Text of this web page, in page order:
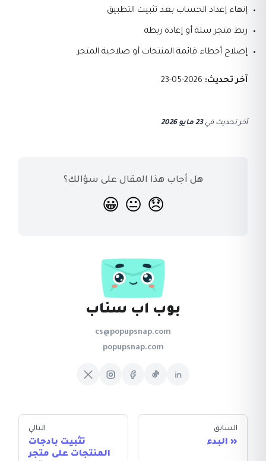
إنهاء إعداد الحساب بعد تثبيت التطبيق
ربط متجر سلة أو إعادة ربطه
إصلاح أخطاء قائمة المنتجات أو صلاحية المتجر
آخر تحديث:
آخر تحديث في23 مايو 2026
هل أجاب هذا المقال على سؤالك؟
😞
😐
😀
بوب اب سناب
cs@popupsnap.com
popupsnap.com
السابق
البدء
التالي
تثبيت بادجات
المنتجات على متجر